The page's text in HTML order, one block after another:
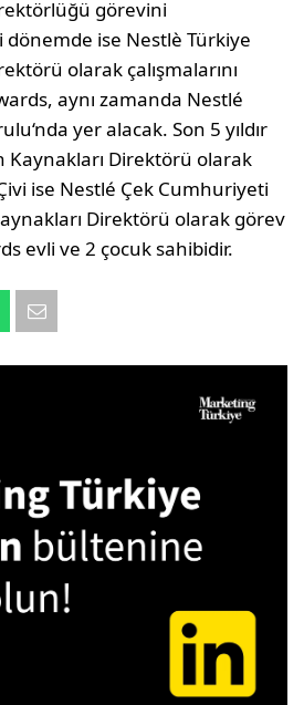
görevini
ise Nestlè Türkiye
olarak çalışmalarını
aynı zamanda Nestlé
yer alacak. Son 5 yıldır
Kaynakları Direktörü olarak
ise Nestlé Çek Cumhuriyeti
Direktörü olarak görev
evli ve 2 çocuk sahibidir.